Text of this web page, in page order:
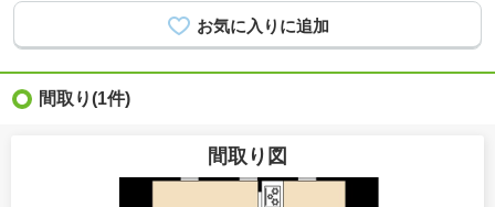
間取り(1件)
間取り図